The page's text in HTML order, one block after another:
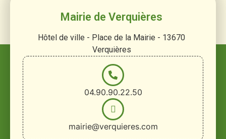
Mairie de Verquières
Hôtel de ville - Place de la Mairie - 13670
Verquières
04.90.90.22.50
mairie@verquieres.com